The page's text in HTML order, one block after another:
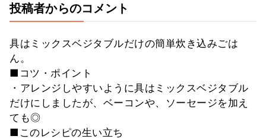
投稿者からのコメント
具はミックスベジタブルだけの簡単炊き込みごは
ん。
■コツ・ポイント
・アレンジしやすいように具はミックスベジタブル
だけにしましたが、ベーコンや、ソーセージを加え
ても◎
■このレシピの生い立ち